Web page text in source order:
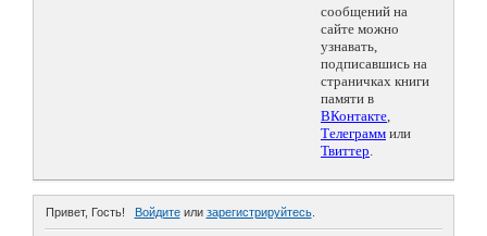
сообщений на
сайте можно
узнавать,
подписавшись на
страничках книги
памяти в
ВКонтакте,
Телеграмм или
Твиттер.
Привет, Гость! Войдитеили зарегистрируйтесь.